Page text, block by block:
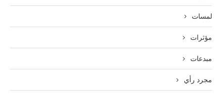
لمسات
مؤثرات
مبدعات
مجرد رأي